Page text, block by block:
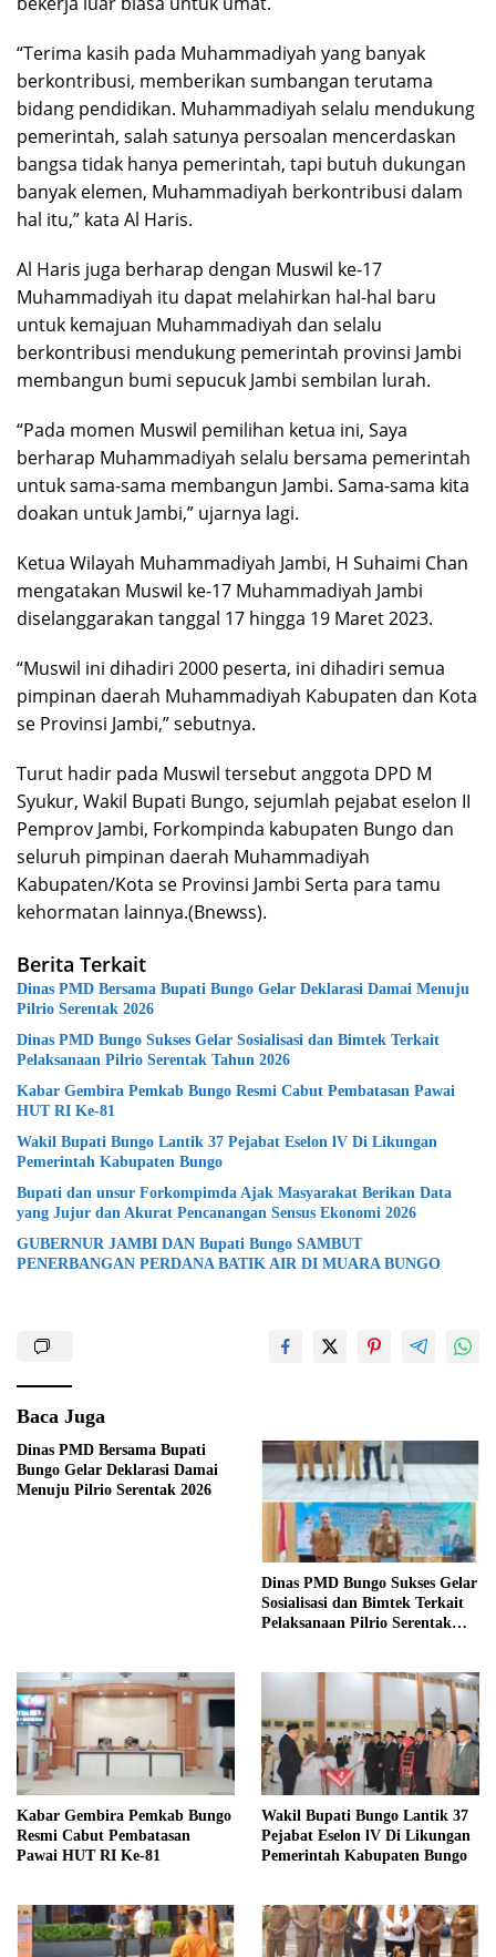
“Terima kasih pada Muhammadiyah yang banyak
berkontribusi, memberikan sumbangan terutama
bidang pendidikan. Muhammadiyah selalu mendukung
pemerintah, salah satunya persoalan mencerdaskan
bangsa tidak hanya pemerintah, tapi butuh dukungan
banyak elemen, Muhammadiyah berkontribusi dalam
hal itu,” kata Al Haris.
Al Haris juga berharap dengan Muswil ke-17
Muhammadiyah itu dapat melahirkan hal-hal baru
untuk kemajuan Muhammadiyah dan selalu
berkontribusi mendukung pemerintah provinsi Jambi
membangun bumi sepucuk Jambi sembilan lurah.
“Pada momen Muswil pemilihan ketua ini, Saya
berharap Muhammadiyah selalu bersama pemerintah
untuk sama-sama membangun Jambi. Sama-sama kita
doakan untuk Jambi,” ujarnya lagi.
Ketua Wilayah Muhammadiyah Jambi, H Suhaimi Chan
mengatakan Muswil ke-17 Muhammadiyah Jambi
diselanggarakan tanggal 17 hingga 19 Maret 2023.
“Muswil ini dihadiri 2000 peserta, ini dihadiri semua
pimpinan daerah Muhammadiyah Kabupaten dan Kota
se Provinsi Jambi,” sebutnya.
Turut hadir pada Muswil tersebut anggota DPD M
Syukur, Wakil Bupati Bungo, sejumlah pejabat eselon II
Pemprov Jambi, Forkompinda kabupaten Bungo dan
seluruh pimpinan daerah Muhammadiyah
Kabupaten/Kota se Provinsi Jambi Serta para tamu
kehormatan lainnya.(Bnewss).
Berita Terkait
Dinas PMD Bersama Bupati Bungo Gelar Deklarasi Damai Menuju
Pilrio Serentak 2026
Dinas PMD Bungo Sukses Gelar Sosialisasi dan Bimtek Terkait
Pelaksanaan Pilrio Serentak Tahun 2026
Kabar Gembira Pemkab Bungo Resmi Cabut Pembatasan Pawai
HUT RI Ke-81
Wakil Bupati Bungo Lantik 37 Pejabat Eselon lV Di Likungan
Pemerintah Kabupaten Bungo
Bupati dan unsur Forkompimda Ajak Masyarakat Berikan Data
yang Jujur dan Akurat Pencanangan Sensus Ekonomi 2026
GUBERNUR JAMBI DAN Bupati Bungo SAMBUT
PENERBANGAN PERDANA BATIK AIR DI MUARA BUNGO
Baca Juga
Dinas PMD Bersama Bupati
Bungo Gelar Deklarasi Damai
Menuju Pilrio Serentak 2026
Dinas PMD Bungo Sukses Gelar
Sosialisasi dan Bimtek Terkait
Pelaksanaan Pilrio Serentak
Kabar Gembira Pemkab Bungo
Resmi Cabut Pembatasan
Pawai HUT RI Ke-81
Wakil Bupati Bungo Lantik 37
Pejabat Eselon lV Di Likungan
Pemerintah Kabupaten Bungo